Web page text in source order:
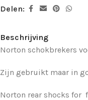
Delen:
Beschrijving
Norton schokbrekers
Zijn gebruikt maar in
Norton rear shocks for